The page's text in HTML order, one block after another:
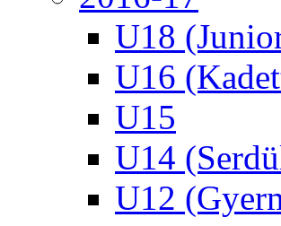
U18
U16
U15
U14
U12